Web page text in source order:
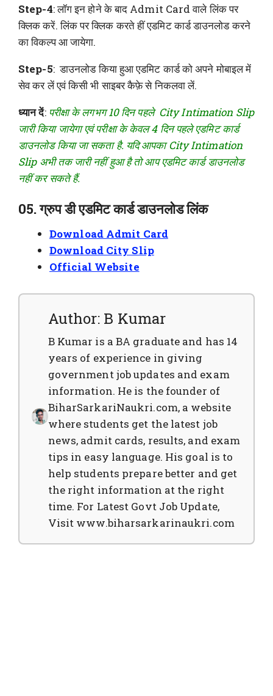
Step-4: लॉग इन होने के बाद Admit Card वाले लिंक पर
क्लिक करें. लिंक पर क्लिक करते हीं एडमिट कार्ड डाउनलोड करने
का विकल्प आ जायेगा.
Step-5: डाउनलोड किया हुआ एडमिट कार्ड को अपने मोबाइल में
सेव कर लें एवं किसी भी साइबर कैफ़े से निकलवा लें.
ध्यान दें: परीक्षा के लगभग 10 दिन पहले City Intimation Slip
जारी किया जायेगा एवं परीक्षा के केवल 4 दिन पहले एडमिट कार्ड
डाउनलोड किया जा सकता है. यदि आपका City Intimation
Slip अभी तक जारी नहीं हुआ है तो आप एडमिट कार्ड डाउनलोड
नहीं कर सकते हैं.
05. ग्रुप डी एडमिट कार्ड डाउनलोड लिंक
Download Admit Card
Download City Slip
Official Website
Author: B Kumar
B Kumar is a BA graduate and has 14
years of experience in giving
government job updates and exam
information. He is the founder of
BiharSarkariNaukri.com, a website
where students get the latest job
news, admit cards, results, and exam
tips in easy language. His goal is to
help students prepare better and get
the right information at the right
time. For Latest Govt Job Update,
Visit www.biharsarkarinaukri.com